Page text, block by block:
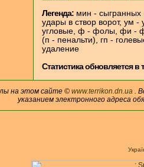
Легенда: мин -
удары в створ ворот, ум
угловые, ф - фолы, фи -
(п - пенальти), гп -
удаление
Cтатистика обновляется в
на этом сайте © www.terrikon.dn.ua .
указанием электронного адреса